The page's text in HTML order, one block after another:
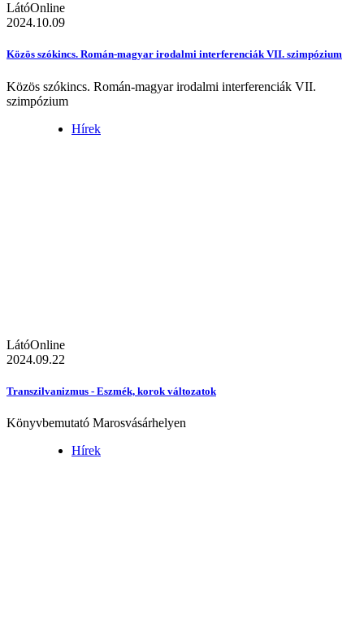
LátóOnline
2024.10.09
Közös szókincs. Román-magyar irodalmi interferenciák VII. szimpózium
Közös szókincs. Román-magyar irodalmi interferenciák VII.
szimpózium
Hírek
LátóOnline
2024.09.22
Transzilvanizmus - Eszmék, korok változatok
Könyvbemutató Marosvásárhelyen
Hírek